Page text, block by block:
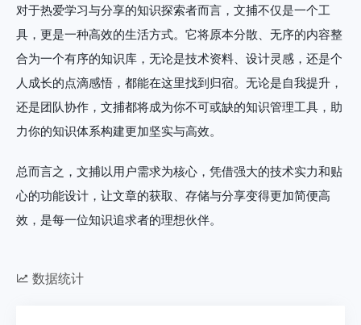
对于热爱学习与分享的知识探索者而言，文捕不仅是一个工
具，更是一种高效的生活方式。它将原本分散、无序的内容整
合为一个有序的知识库，无论是技术资料、设计灵感，还是个
人成长的点滴感悟，都能在这里找到归宿。无论是自我提升，
还是团队协作，文捕都将成为你不可或缺的知识管理工具，助
力你的知识体系构建更加坚实与高效。
总而言之，文捕以用户需求为核心，凭借强大的技术实力和贴
心的功能设计，让文章的获取、存储与分享变得更加简便高
效，是每一位知识追求者的理想伙伴。
数据统计